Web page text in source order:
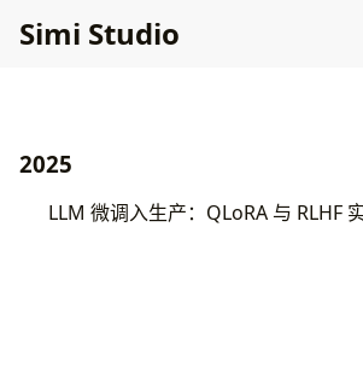
Simi Studio
2025
LLM 微调入生产：QLoRA 与 RLHF